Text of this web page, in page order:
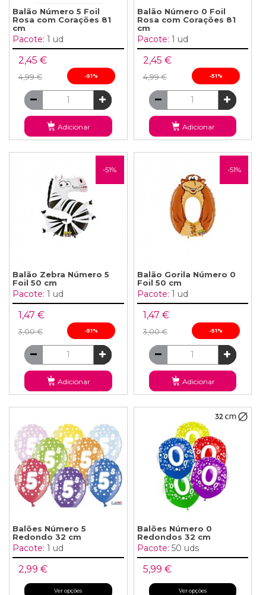
Balão Número 5 Foil
Rosa com Corações 81
cm
Pacote: 1 ud
2,45 €
4,99 € -51%
Adicionar
Balão Número 0 Foil
Rosa com Corações 81
cm
Pacote: 1 ud
2,45 €
4,99 € -51%
Adicionar
-51%
Balão Zebra Número 5
Foil 50 cm
Pacote: 1 ud
1,47 €
3,00 € -51%
Adicionar
-51%
Balão Gorila Número 0
Foil 50 cm
Pacote: 1 ud
1,47 €
3,00 € -51%
Adicionar
Balões Número 5
Redondo 32 cm
Pacote: 1 ud
2,99 €
Ver opções
Balões Número 0
Redondos 32 cm
Pacote: 50 uds
5,99 €
Ver opções